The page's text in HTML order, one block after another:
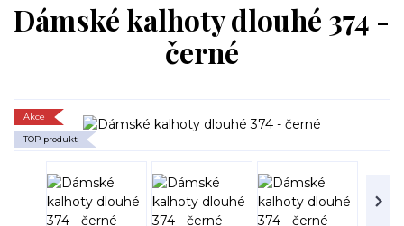
Dámské kalhoty dlouhé 374 -
černé
Akce
TOP produkt